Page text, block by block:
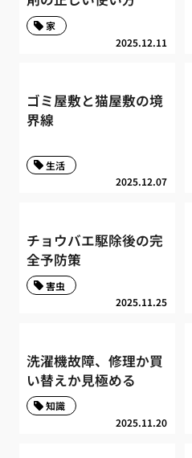
2025.12.11
家
ゴミ屋敷と猫屋敷の境
界線
2025.12.07
生活
チョウバエ駆除後の完
全予防策
2025.11.25
害虫
洗濯機故障、修理か買
い替えか見極める
2025.11.20
知識